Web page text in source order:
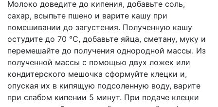
Молоко доведите до кипения, добавьте соль,
сахар, всыпьте пшено и варите кашу при
помешивании до загустения. Полученную кашу
остудите до 70 °С, добавьте яйца, сметану, муку и
перемешайте до получения однородной массы. Из
полученной массы с помощью двух ложек или
кондитерского мешочка сформуйте клецки и,
опуская их в кипящую подсоленную воду, варите
при слабом кипении 5 минут. При подаче клецки